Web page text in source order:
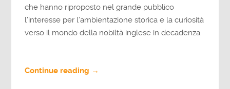
che hanno riproposto nel grande pubblico
l’interesse per l’ambientazione storica e la curiosità
verso il mondo della nobiltà inglese in decadenza.
Continue reading →